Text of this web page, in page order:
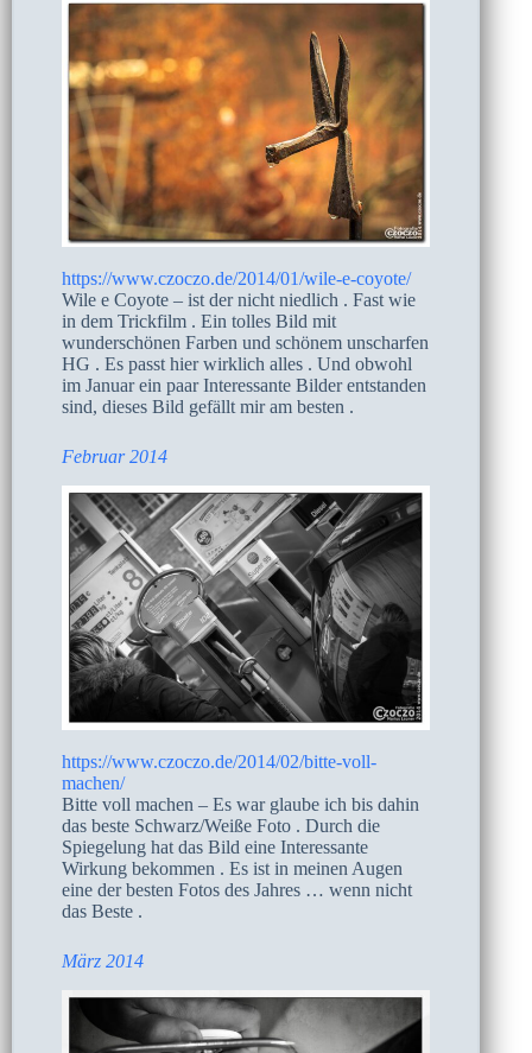
https://www.czoczo.de/2014/01/wile-e-coyote/
Wile e Coyote – ist der nicht niedlich . Fast wie
in dem Trickfilm . Ein tolles Bild mit
wunderschönen Farben und schönem unscharfen
HG . Es passt hier wirklich alles . Und obwohl
im Januar ein paar Interessante Bilder entstanden
sind, dieses Bild gefällt mir am besten .
Februar 2014
https://www.czoczo.de/2014/02/bitte-voll-
machen/
Bitte voll machen – Es war glaube ich bis dahin
das beste Schwarz/Weiße Foto . Durch die
Spiegelung hat das Bild eine Interessante
Wirkung bekommen . Es ist in meinen Augen
eine der besten Fotos des Jahres … wenn nicht
das Beste .
März 2014